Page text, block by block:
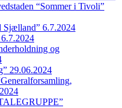
“Sommer i Tivoli”
Sjælland” 6.7.2024
og
29.06.2024